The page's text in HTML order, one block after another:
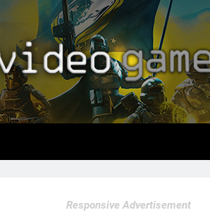
Responsive Advertisement